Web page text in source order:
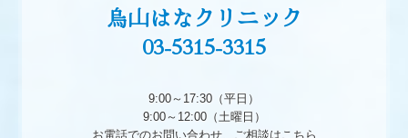
烏山はなクリニック
03-5315-3315
9:00～17:30（平日）
9:00～12:00（土曜日）
お電話でのお問い合わせ、ご相談はこちら